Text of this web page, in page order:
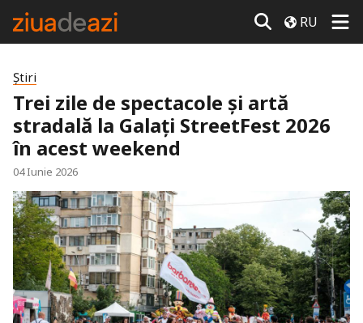
RU
Știri
Trei zile de spectacole și artă
stradală la Galați StreetFest 2026
în acest weekend
04 Iunie 2026